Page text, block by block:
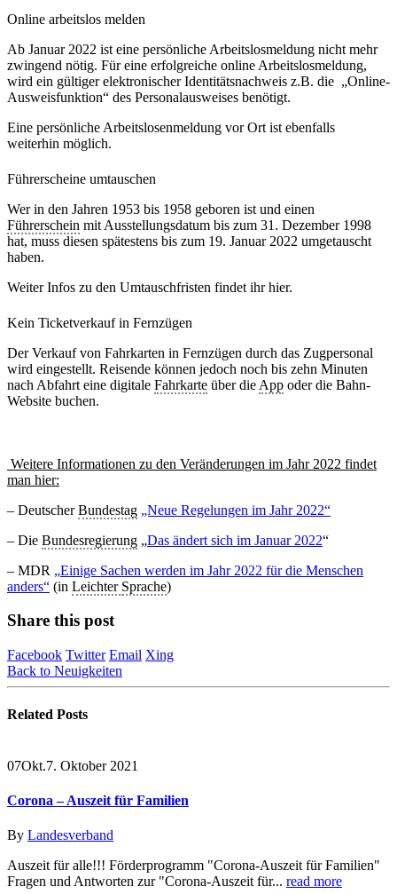
Online arbeitslos melden
Ab Januar 2022 ist eine persönliche Arbeitslosmeldung nicht mehr
zwingend nötig. Für eine erfolgreiche online Arbeitslosmeldung,
wird ein gültiger elektronischer Identitätsnachweis z.B. die „Online-
Ausweisfunktion“ des Personalausweises benötigt.
Eine persönliche Arbeitslosenmeldung vor Ort ist ebenfalls
weiterhin möglich.
Führerscheine umtauschen
Wer in den Jahren 1953 bis 1958 geboren ist und einen
Führerschein mit Ausstellungsdatum bis zum 31. Dezember 1998
hat, muss diesen spätestens bis zum 19. Januar 2022 umgetauscht
haben.
Weiter Infos zu den Umtauschfristen findet ihr hier.
Kein Ticketverkauf in Fernzügen
Der Verkauf von Fahrkarten in Fernzügen durch das Zugpersonal
wird eingestellt. Reisende können jedoch noch bis zehn Minuten
nach Abfahrt eine digitale Fahrkarte über die App oder die Bahn-
Website buchen.
Weitere Informationen zu den Veränderungen im Jahr 2022 findet
man hier:
– DeutscherBundestag „Neue Regelungen im Jahr 2022“
– Die Bundesregierung „Das ändert sich im Januar 2022“
– MDR „Einige Sachen werden im Jahr 2022 für die Menschen
anders“ (in Leichter Sprache)
Share this post
Facebook Twitter Email Xing
Back to Neuigkeiten
Related Posts
07Okt.7. Oktober 2021
Corona – Auszeit für Familien
By Landesverband
Auszeit für alle!!! Förderprogramm "Corona-Auszeit für Familien"
Fragen und Antworten zur "Corona-Auszeit für... read more